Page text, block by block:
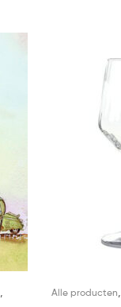
, Alle producten,